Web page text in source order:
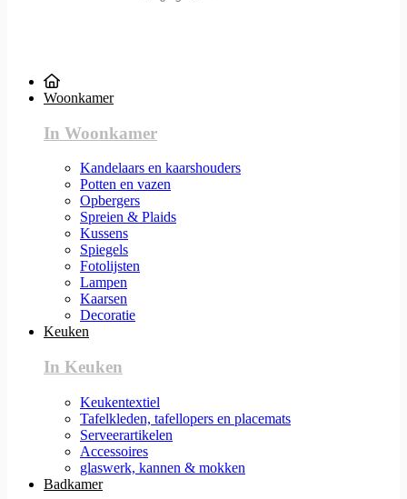
Woonkamer
In Woonkamer
Kandelaars en kaarshouders
Potten en vazen
Opbergers
Spreien & Plaids
Kussens
Spiegels
Fotolijsten
Lampen
Kaarsen
Decoratie
Keuken
In Keuken
Keukentextiel
Tafelkleden, tafellopers en placemats
Serveerartikelen
Accessoires
glaswerk, kannen & mokken
Badkamer